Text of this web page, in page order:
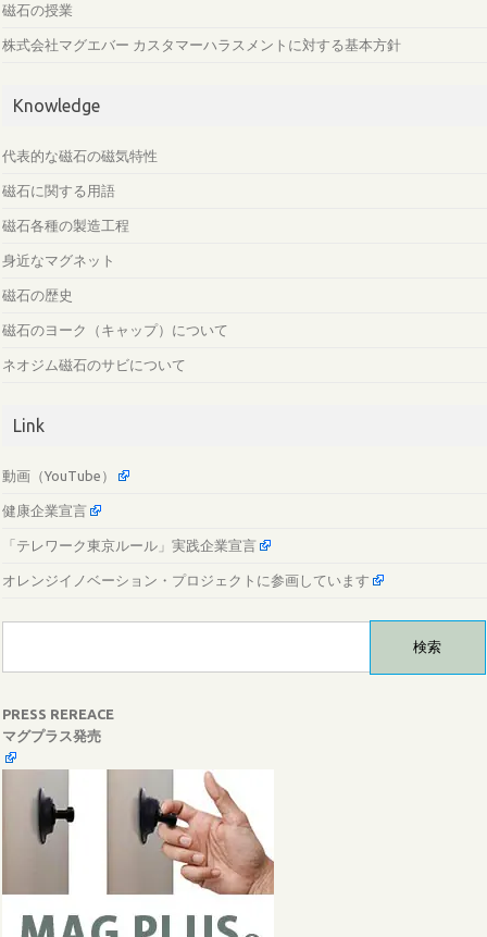
磁石の授業
株式会社マグエバー カスタマーハラスメントに対する基本方針
Knowledge
代表的な磁石の磁気特性
磁石に関する用語
磁石各種の製造工程
身近なマグネット
磁石の歴史
磁石のヨーク（キャップ）について
ネオジム磁石のサビについて
Link
動画（YouTube）
健康企業宣言
「テレワーク東京ルール」実践企業宣言
オレンジイノベーション・プロジェクトに参画しています
PRESS REREACE
マグプラス発売